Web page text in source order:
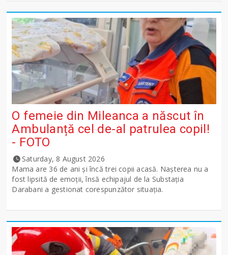
O femeie din Mileanca a născut în
Ambulanță cel de-al patrulea copil!
- FOTO
Saturday, 8 August 2026
Mama are 36 de ani și încă trei copii acasă. Nașterea nu a
fost lipsită de emoții, însă echipajul de la Substația
Darabani a gestionat corespunzător situația.